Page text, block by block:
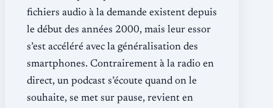
fichiers audio à la demande existent depuis
le début des années 2000, mais leur essor
s’est accéléré avec la généralisation des
smartphones. Contrairement à la radio en
direct, un podcast s’écoute quand on le
souhaite, se met sur pause, revient en